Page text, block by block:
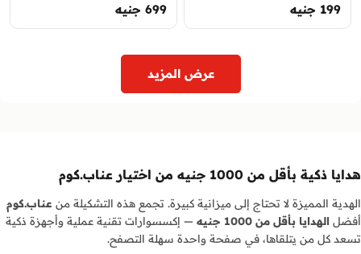
Pro & AirPods Pro 2
Liquid Silicon Case
السعر
العادي
199 جنيه
السعر
العادي
699 جنيه
عرض المزيد
هدايا ذكية بأقل من 1000 جنيه من اختيار عناب.كوم
الهدية المميزة لا تحتاج إلى ميزانية كبيرة. تجمع هذه التشكيلة من عناب.كوم
أفضل الهدايا بأقل من 1000 جنيه
— إكسسوارات تقنية عملية وأجهزة ذكية
تسعد كل من يتلقاها، في صفحة واحدة سهلة التصفح.